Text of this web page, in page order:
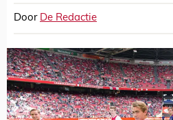
Door De Redactie